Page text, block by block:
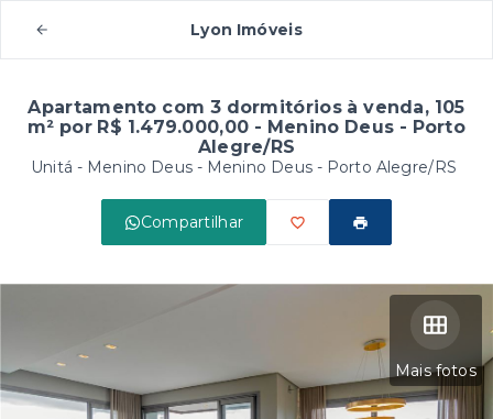
Lyon Imóveis
Apartamento com 3 dormitórios à venda, 105
m² por R$ 1.479.000,00 - Menino Deus - Porto
Alegre/RS
Unitá - Menino Deus - Menino Deus - Porto Alegre/RS
Compartilhar
Mais fotos